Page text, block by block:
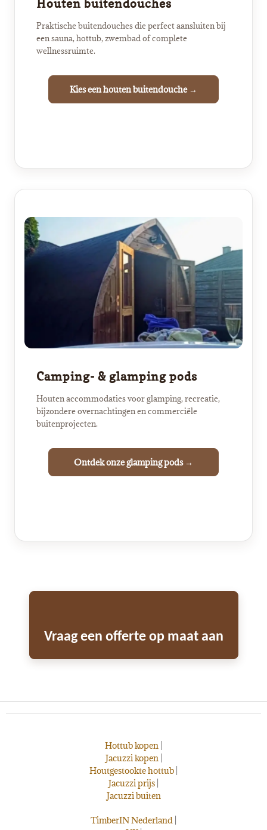
Houten buitendouches
Praktische buitendouches die perfect aansluiten bij
een sauna, hottub, zwembad of complete
wellnessruimte.
Kies een houten buitendouche →
Camping- & glamping pods
Houten accommodaties voor glamping, recreatie,
bijzondere overnachtingen en commerciële
buitenprojecten.
Ontdek onze glamping pods →
Vraag een offerte op maat aan
Hottub kopen
Jacuzzi kopen|
Houtgestookte hottub
Jacuzzi prijs
Jacuzzi buiten
TimberIN Nederland